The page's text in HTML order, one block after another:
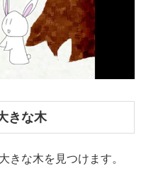
きな木
きな木を見つけます。